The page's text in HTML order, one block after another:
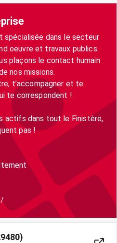
spécialisée dans le secteur
oeuvre et travaux publics.
plaçons le contact humain
nos missions.
t’accompagner et te
te correspondent !
actifs dans tout le Finistère,
pas !